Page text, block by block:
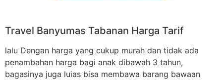
Travel Banyumas Tabanan Harga Tarif
lalu Dengan harga yang cukup murah dan tidak ada
penambahan harga bagi anak dibawah 3 tahun,
bagasinya juga luias bisa membawa barang bawaan